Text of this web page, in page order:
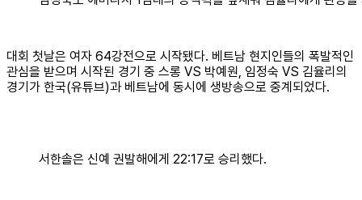
대회 첫날은 여자 64강전으로 시작됐다. 베트남 현지인들의 폭발적인
관심을 받으며 시작된 경기 중 스롱 VS 박예원, 임정숙 VS 김율리의
경기가 한국(유튜브)과 베트남에 동시에 생방송으로 중계되었다.
서한솔은 신예 권발해에게 22:17로 승리했다.